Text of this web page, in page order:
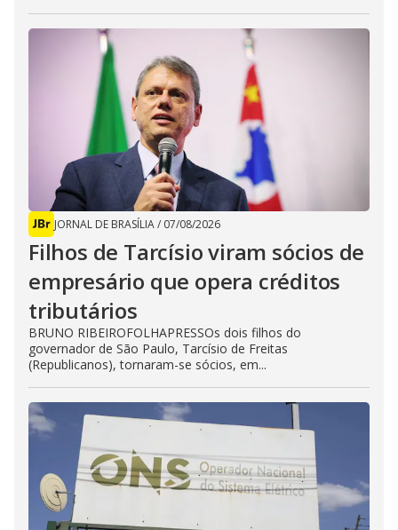
JORNAL DE BRASÍLIA/ 07/08/2026
Filhos de Tarcísio viram sócios de
empresário que opera créditos
tributários
BRUNO RIBEIROFOLHAPRESSOs dois filhos do
governador de São Paulo, Tarcísio de Freitas
(Republicanos), tornaram-se sócios, em...